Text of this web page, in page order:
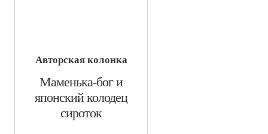
Авторская колонка
​Маменька-бог и
японский колодец
сироток